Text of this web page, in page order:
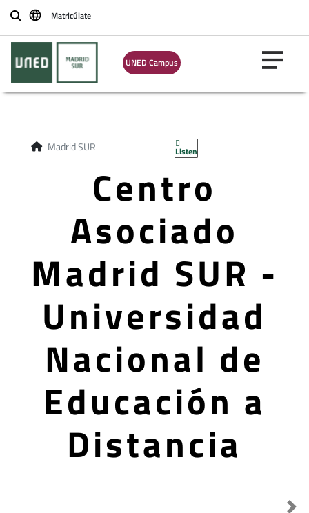
BuscarMatricúlate
UNED Campus
Madrid SUR Listen
Centro
Asociado
Madrid SUR -
Universidad
Nacional de
Educación a
Distancia